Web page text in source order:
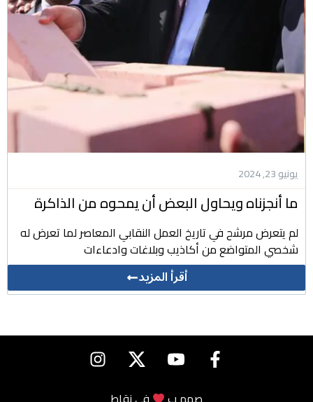
يونيو 23, 2024
ما أنجزناه ويحاول البعض أن يمحوه من الذاكرة
لم يتعرض مرشح في تاريخ العمل النقابي المعاصر لما تعرض له
شخصي المتواضع من أكاذيب وبلاغات وادعاءات
أقرأ المزيد